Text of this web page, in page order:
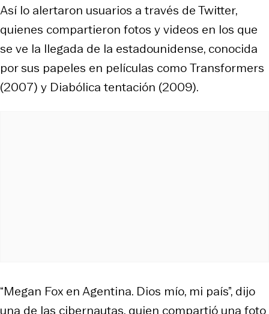
Así lo alertaron usuarios a través de Twitter,
quienes compartieron fotos y videos en los que
se ve la llegada de la estadounidense, conocida
por sus papeles en películas comoTransformers
(2007) y Diabólica tentación (2009).
“Megan Fox en Agentina. Dios mío, mi país”, dijo
una de las cibernautas, quien compartió una foto